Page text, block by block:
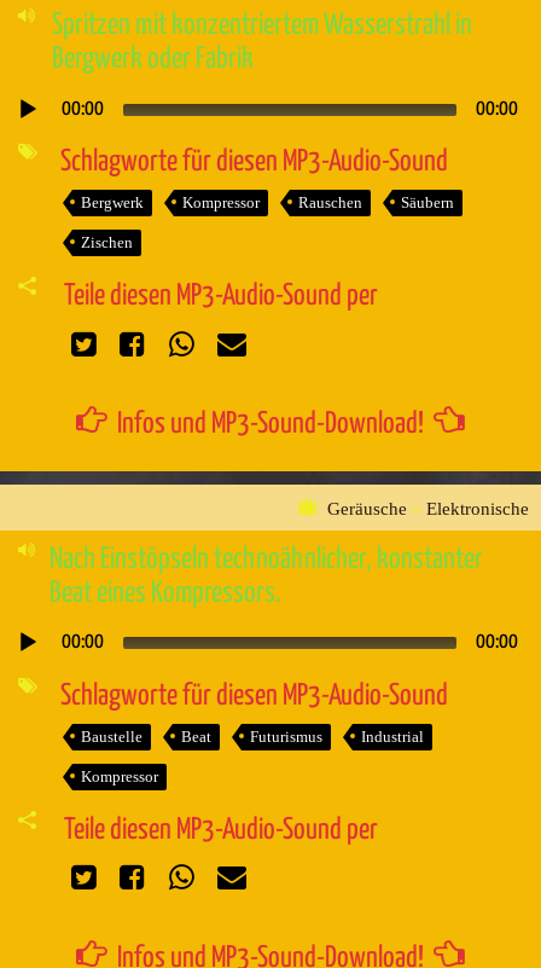
Spritzen mit konzentriertem Wasserstrahl in
Bergwerk oder Fabrik
Audio-
00:00 00:00
Schlagworte für diesen MP3-Audio-Sound
Bergwerk Kompressor Rauschen Säubern
Zischen
Teile diesen MP3-Audio-Sound per
Infos und MP3-Sound-Download!
Geräusche » Elektronische
Nach Einstöpseln technoähnlicher, konstanter
Beat eines Kompressors.
Audio-
00:00 00:00
Schlagworte für diesen MP3-Audio-Sound
Baustelle Beat Futurismus Industrial
Kompressor
Teile diesen MP3-Audio-Sound per
Infos und MP3-Sound-Download!